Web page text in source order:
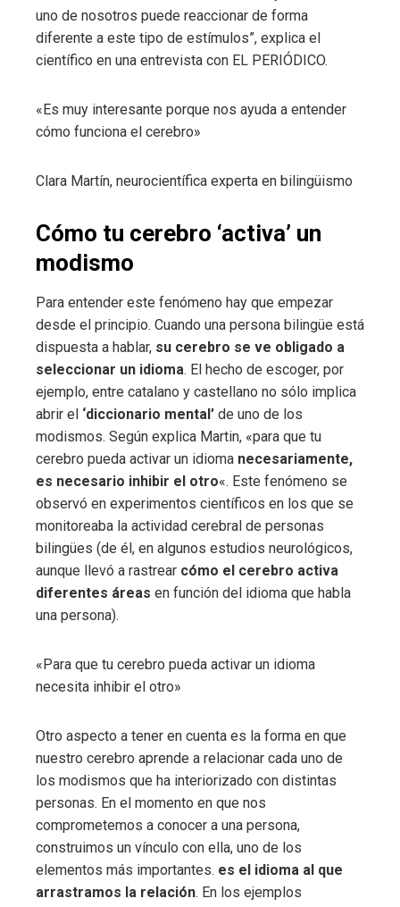
uno de nosotros puede reaccionar de forma
diferente a este tipo de estímulos”, explica el
científico en una entrevista con EL PERIÓDICO.
«Es muy interesante porque nos ayuda a entender
cómo funciona el cerebro»
Clara Martín, neurocientífica experta en bilingüismo
Cómo tu cerebro ‘activa’ un
modismo
Para entender este fenómeno hay que empezar
desde el principio. Cuando una persona bilingüe está
dispuesta a hablar, su cerebro se ve obligado a
seleccionar un idioma. El hecho de escoger, por
ejemplo, entre catalano y castellano no sólo implica
abrir el ‘diccionario mental’ de uno de los
modismos. Según explica Martin, «para que tu
cerebro pueda activar un idioma necesariamente,
es necesario inhibir el otro«. Este fenómeno se
observó en experimentos científicos en los que se
monitoreaba la actividad cerebral de personas
bilingües (de él, en algunos estudios neurológicos,
aunque llevó a rastrear cómo el cerebro activa
diferentes áreas en función del idioma que habla
una persona).
«Para que tu cerebro pueda activar un idioma
necesita inhibir el otro»
Otro aspecto a tener en cuenta es la forma en que
nuestro cerebro aprende a relacionar cada uno de
los modismos que ha interiorizado con distintas
personas. En el momento en que nos
comprometemos a conocer a una persona,
construimos un vínculo con ella, uno de los
elementos más importantes. es el idioma al que
arrastramos la relación. En los ejemplos